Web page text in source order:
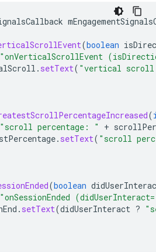
(boolean
"onVerticalScrollEvent
. setText( "vertical
(
"scroll percentage: " +
. setText( "scroll
(boolean
"onSessionEnded
. setText(didUserInteract ?